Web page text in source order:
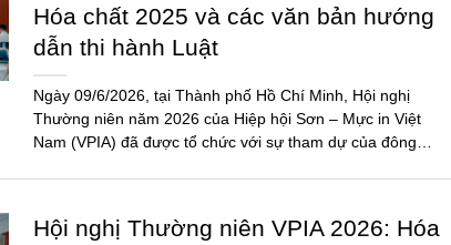
Hóa chất 2025 và các văn bản hướng
dẫn thi hành Luật
Ngày 09/6/2026, tại Thành phố Hồ Chí Minh, Hội nghị
Thường niên năm 2026 của Hiệp hội Sơn – Mực in Việt
Nam (VPIA) đã được tổ chức với sự tham dự của đông
Hội nghị Thường niên VPIA 2026: Hóa